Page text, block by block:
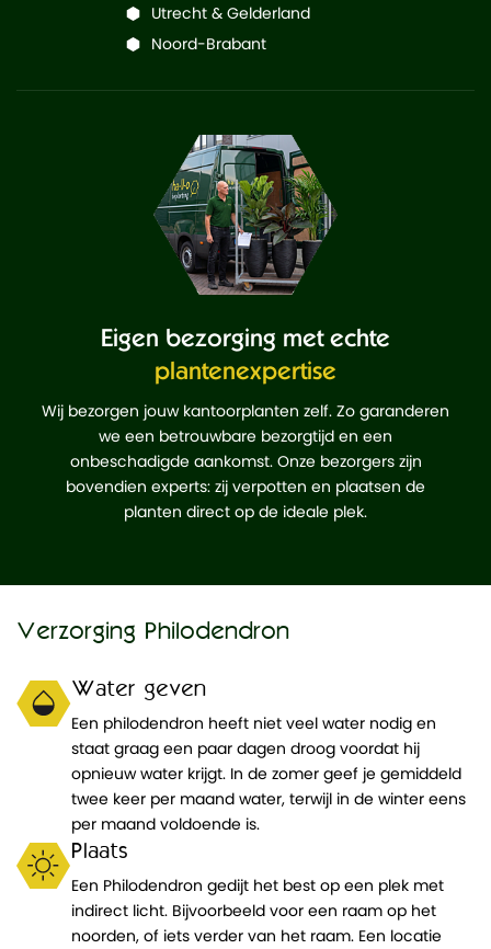
Utrecht & Gelderland
Noord-Brabant
Eigen bezorging met echte
plantenexpertise
Wij bezorgen jouw kantoorplanten zelf. Zo garanderen
we een betrouwbare bezorgtijd en een
onbeschadigde aankomst. Onze bezorgers zijn
bovendien experts: zij verpotten en plaatsen de
planten direct op de ideale plek.
Verzorging Philodendron
Water geven
Een philodendron heeft niet veel water nodig en
staat graag een paar dagen droog voordat hij
opnieuw water krijgt. In de zomer geef je gemiddeld
twee keer per maand water, terwijl in de winter eens
per maand voldoende is.
Plaats
Een Philodendron gedijt het best op een plek met
indirect licht. Bijvoorbeeld voor een raam op het
noorden, of iets verder van het raam. Een locatie